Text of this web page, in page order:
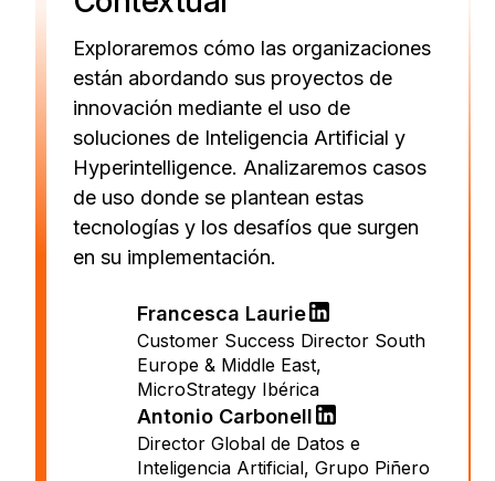
Exploraremos cómo las organizaciones
están abordando sus proyectos de
innovación mediante el uso de
soluciones de Inteligencia Artificial y
Hyperintelligence. Analizaremos casos
de uso donde se plantean estas
tecnologías y los desafíos que surgen
en su implementación.
Francesca Laurie
Customer Success Director South
Europe & Middle East,
MicroStrategy Ibérica
Antonio Carbonell
Director Global de Datos e
Inteligencia Artificial, Grupo Piñero